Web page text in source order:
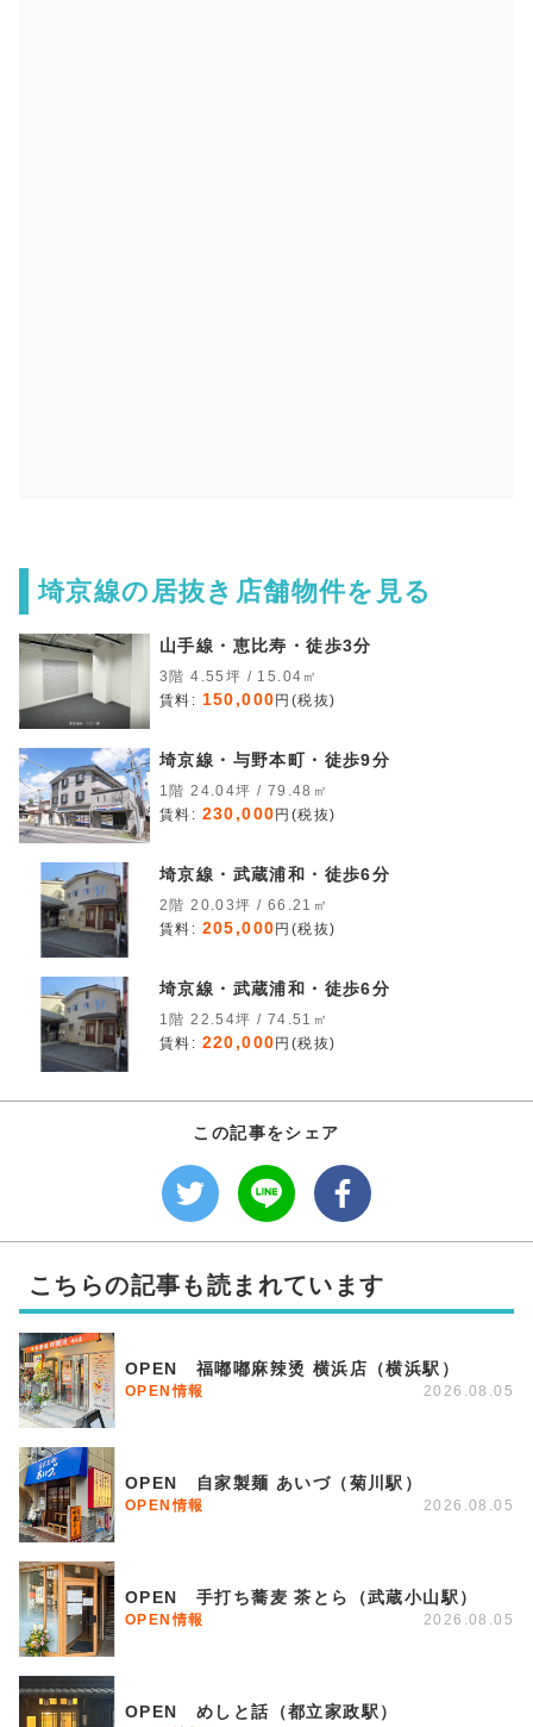
埼京線の居抜き店舗物件を見る
山手線・恵比寿・徒歩3分
3階 4.55坪 / 15.04㎡
賃料: 150,000 円(税抜)
埼京線・与野本町・徒歩9分
1階 24.04坪 / 79.48㎡
賃料: 230,000 円(税抜)
埼京線・武蔵浦和・徒歩6分
2階 20.03坪 / 66.21㎡
賃料: 205,000 円(税抜)
埼京線・武蔵浦和・徒歩6分
1階 22.54坪 / 74.51㎡
賃料: 220,000 円(税抜)
この記事をシェア
こちらの記事も読まれています
OPEN 福嘟嘟麻辣烫 横浜店（横浜駅）
OPEN情報 2026.08.05
OPEN 自家製麺 あいづ（菊川駅）
OPEN情報 2026.08.05
OPEN 手打ち蕎麦 茶とら（武蔵小山駅）
OPEN情報 2026.08.05
OPEN めしと話（都立家政駅）